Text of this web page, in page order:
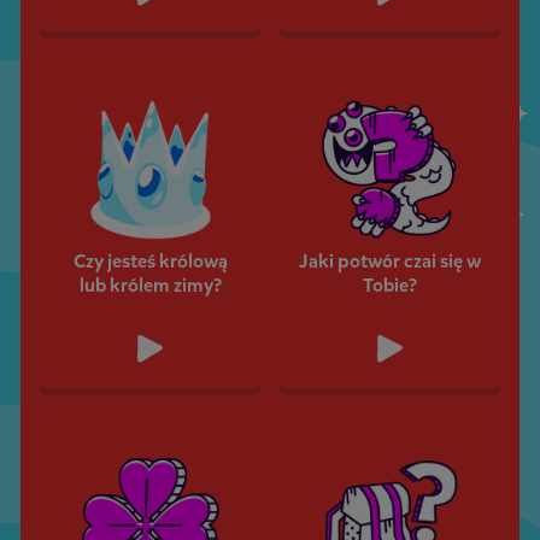
Czy jesteś królową
lub królem zimy?
Jaki potwór czai się w
Tobie?